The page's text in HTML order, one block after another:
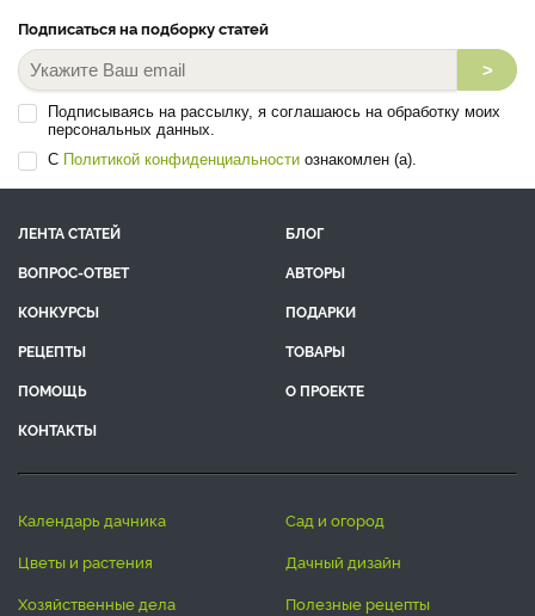
Подписаться на подборку статей
>
Подписываясь на рассылку, я соглашаюсь на обработку моих
персональных данных.
С Политикой конфиденциальности ознакомлен (а).
ЛЕНТА СТАТЕЙ
БЛОГ
ВОПРОС-ОТВЕТ
АВТОРЫ
КОНКУРСЫ
ПОДАРКИ
РЕЦЕПТЫ
ТОВАРЫ
ПОМОЩЬ
О ПРОЕКТЕ
КОНТАКТЫ
календарь дачника
сад и огород
цветы и растения
дачный дизайн
хозяйственные дела
полезные рецепты